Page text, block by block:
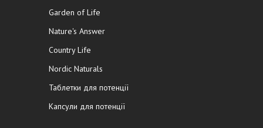
Garden of Life
Nature's Answer
Country Life
Nordic Naturals
Таблетки для потенції
Капсули для потенції